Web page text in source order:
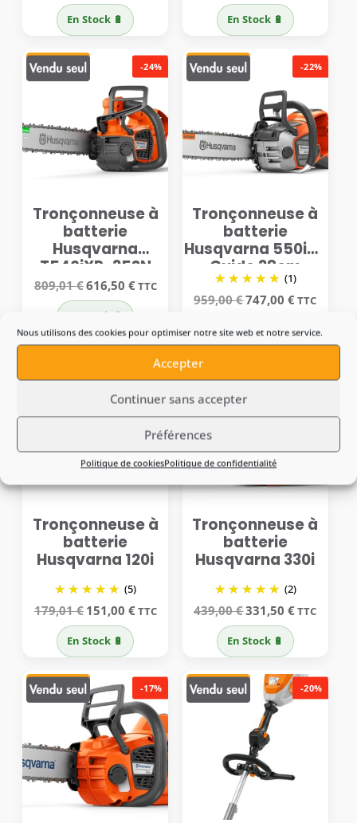
Nous utilisons des cookies pour optimiser notre site web et notre service.
Accepter
Continuer sans accepter
Préférences
Politique de cookiesPolitique de confidentialité
initial
était :
529,00 €.
En Stock 🔋
initial
était :
799,00 €.
En Stock 🔋
-24%
Tronçonneuse à
batterie
Husqvarna
T540iXP-35SN
809,01€Le
initial
809,01 €.
616,50 €Le
616,50 €.
TTC
En Stock 🔋
-22%
Tronçonneuse à
batterie
Husqvarna 550iXP
Guide 38cm
(1)
959,00€Le
était :
959,00 €.
747,00€Le
est :
747,00 €.
TTC
En Stock 🔋
-16%
Tronçonneuse à
batterie
Husqvarna 120i
(5)
179,01€ Le
initial
était :
179,01 €.
151,00 €Le
TTC
En Stock 🔋
-24%
Tronçonneuse à
batterie
Husqvarna 330i
(2)
439,00€Le
initial
était :
439,00 €.
331,50€Le
TTC
En Stock 🔋
-17% -20%